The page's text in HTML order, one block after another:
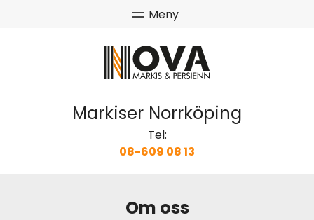
Markiser Norrköping
Tel:
08-609 08 13
Om oss